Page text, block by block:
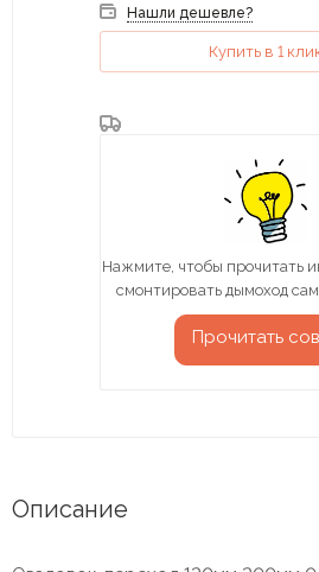
Нашли дешевле?
Купить в 1
Нажмите, чтобы прочитать
смонтировать дымоход
Прочитать
Описание